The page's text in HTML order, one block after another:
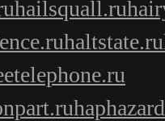
hailsquall.ru
haltstate.ru